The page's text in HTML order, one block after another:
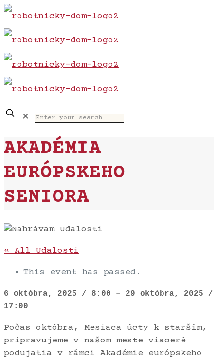
✕
AKADÉMIA
EURÓPSKEHO
SENIORA
« All Udalosti
This event has passed.
6 októbra, 2025 / 8:00 – 29 októbra, 2025 /
17:00
Počas októbra, Mesiaca úcty k starším,
pripravujeme v našom meste viaceré
podujatia v rámci Akadémie európskeho